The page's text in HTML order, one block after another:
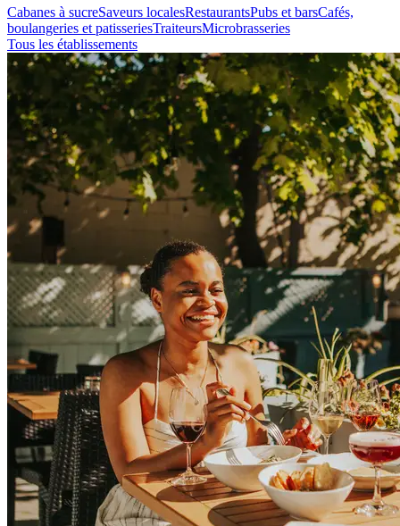
Cabanes à sucreSaveurs localesRestaurantsPubs et barsCafés,
boulangeries et patisseriesTraiteursMicrobrasseries
Tous les établissements